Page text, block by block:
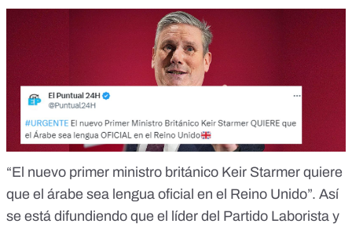
“El nuevo primer ministro británico Keir Starmer quiere
que el árabe sea lengua oficial en el Reino Unido”. Así
se está difundiendo que el líder del Partido Laborista y